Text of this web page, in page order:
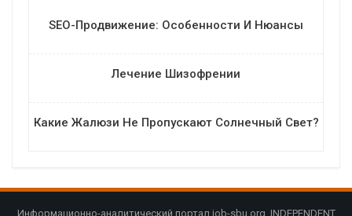
SEO-Продвижение: Особенности И Нюансы
Лечение Шизофрении
Какие Жалюзи Не Пропускают Солнечный Свет?
Информационно-аналитический портал job-sbu.org. INDEPENDENT